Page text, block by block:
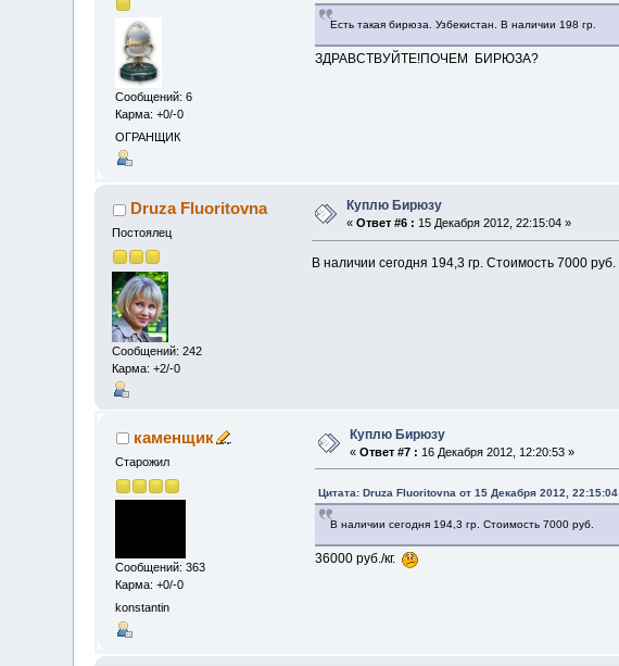
Сообщений: 6
Карма: +0/-0
ОГРАНЩИК
Есть такая бирюза. Узбекистан. В наличии 198 гр.
ЗДРАВСТВУЙТЕ!ПОЧЕМ БИРЮЗА?
Druza Fluoritovna
Постоялец
Сообщений: 242
Карма: +2/-0
Куплю Бирюзу
«Ответ #6 : 15 Декабря 2012, 22:15:04 »
В наличии сегодня 194,3 гр. Стоимость 7000 руб.
каменщик
Старожил
Сообщений: 363
Карма: +0/-0
konstantin
Куплю Бирюзу
«Ответ #7 : 16 Декабря 2012, 12:20:53 »
Цитата: Druza Fluoritovna от 15 Декабря 2012, 22:15:04
В наличии сегодня 194,3 гр. Стоимость 7000 руб.
36000 руб./кг.